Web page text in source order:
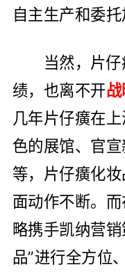
自主生产和委托
当然，片
绩，也离不开战
几年片仔癀在
色的展馆、官
等，片仔癀化
面动作不断。
略携手凯纳营
品”进行全方位